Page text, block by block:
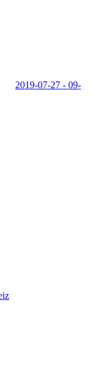
2019-07-27 - 09-